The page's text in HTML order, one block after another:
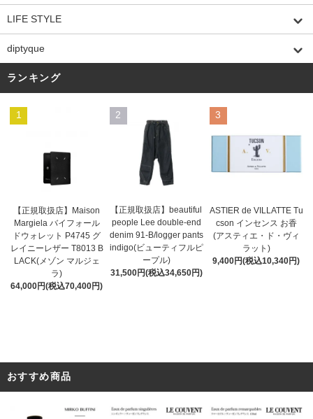
LIFE STYLE
diptyque
ランキング
1
【正規取扱店】Maison
Margiela バイフォール
ドウォレット P4745 グ
レイニーレザー T8013 B
LACK(メゾン マルジェ
ラ)
64,000円(税込70,400円)
2
【正規取扱店】beautiful
people Lee double-end
denim 91-B/logger pants
indigo(ビューティフルピ
ープル)
31,500円(税込34,650円)
3
ASTIER de VILLATTE Tu
cson インセンス お香
(アスティエ・ド・ヴィ
ラット)
9,400円(税込10,340円)
おすすめ商品